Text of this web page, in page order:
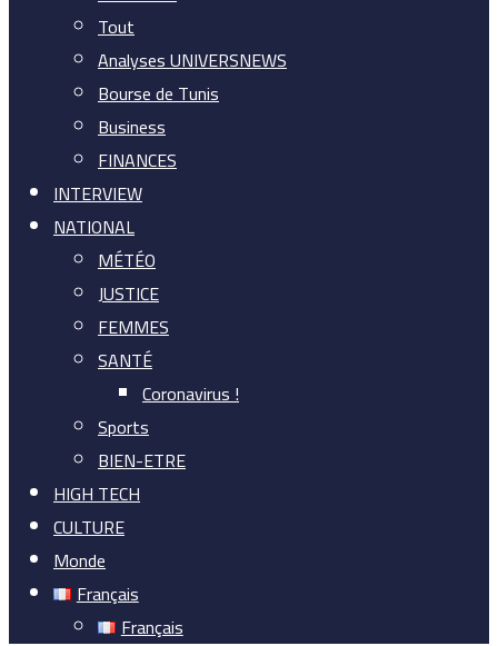
Tout
Analyses UNIVERSNEWS
Bourse de Tunis
Business
FINANCES
INTERVIEW
NATIONAL
MÉTÉO
JUSTICE
FEMMES
SANTÉ
Coronavirus !
Sports
BIEN-ETRE
HIGH TECH
CULTURE
Monde
Français
Français